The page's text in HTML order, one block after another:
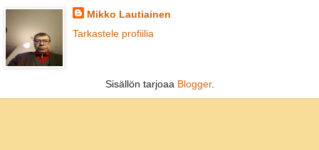
Mikko Lautiainen
Tarkastele profiilia
Sisällön tarjoaa Blogger.